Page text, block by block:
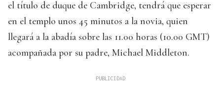
el título de duque de Cambridge, tendrá que esperar
en el templo unos 45 minutos a la novia, quien
llegará a la abadía sobre las 11.00 horas (10.00 GMT)
acompañada por su padre, Michael Middleton.